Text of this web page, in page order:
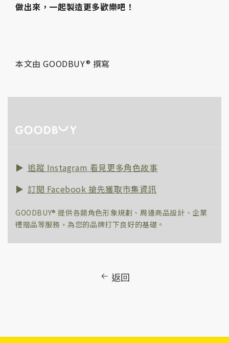
做出來，一起製造更多歡樂吧！
本文由 GOODBUY® 撰寫
追蹤 Instagram 看見更多角色故事
訂閱 Facebook 搶先獲取市集資訊
GOODBUY® 提供各類角色形象規劃、周邊商品設計、企業
禮贈品等服務，為您的品牌打下良好的基礎。
返回